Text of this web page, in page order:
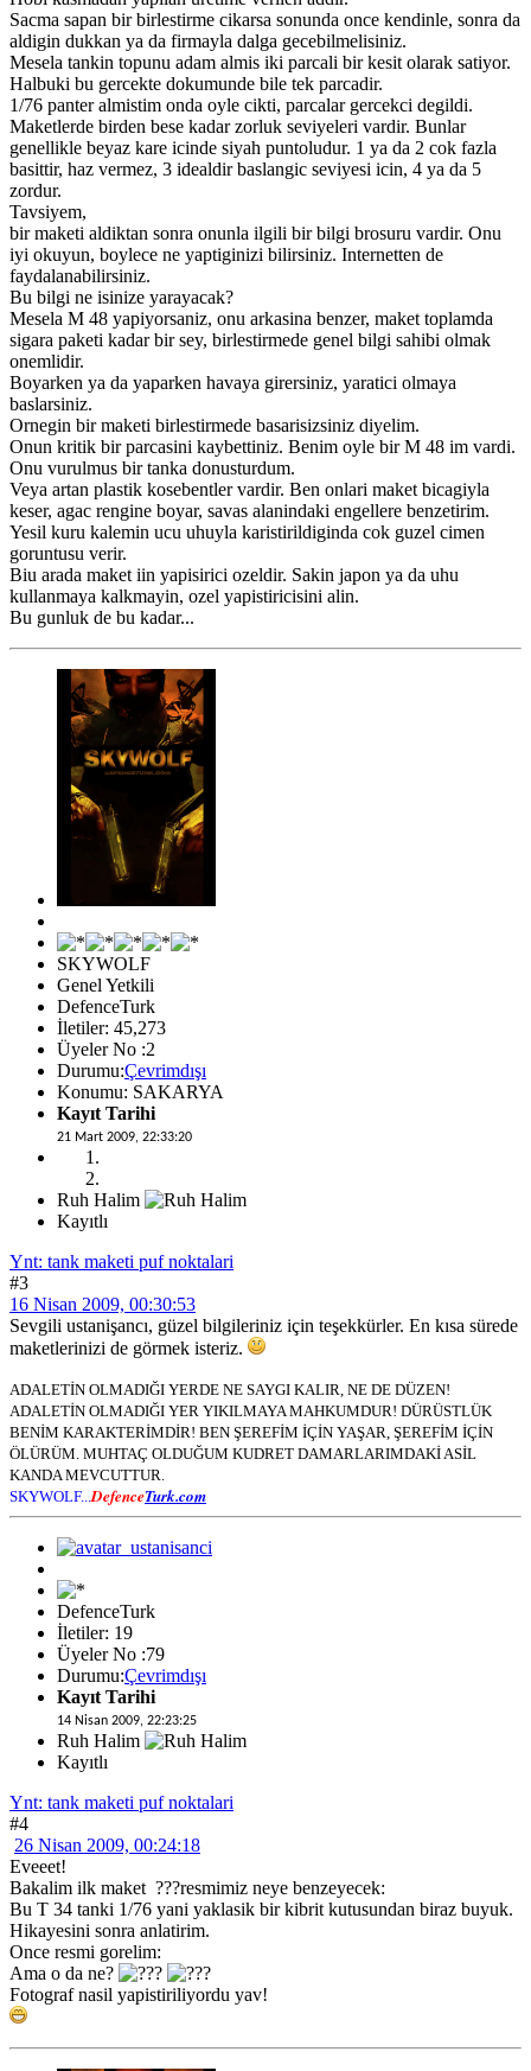
Sacma sapan bir birlestirme cikarsa sonunda once kendinle, sonra da
aldigin dukkan ya da firmayla dalga gecebilmelisiniz.
Mesela tankin topunu adam almis iki parcali bir kesit olarak satiyor.
Halbuki bu gercekte dokumunde bile tek parcadir.
1/76 panter almistim onda oyle cikti, parcalar gercekci degildi.
Maketlerde birden bese kadar zorluk seviyeleri vardir. Bunlar
genellikle beyaz kare icinde siyah puntoludur. 1 ya da 2 cok fazla
basittir, haz vermez, 3 idealdir baslangic seviyesi icin, 4 ya da 5
zordur.
Tavsiyem,
bir maketi aldiktan sonra onunla ilgili bir bilgi brosuru vardir. Onu
iyi okuyun, boylece ne yaptiginizi bilirsiniz. Internetten de
faydalanabilirsiniz.
Bu bilgi ne isinize yarayacak?
Mesela M 48 yapiyorsaniz, onu arkasina benzer, maket toplamda
sigara paketi kadar bir sey, birlestirmede genel bilgi sahibi olmak
onemlidir.
Boyarken ya da yaparken havaya girersiniz, yaratici olmaya
baslarsiniz.
Ornegin bir maketi birlestirmede basarisizsiniz diyelim.
Onun kritik bir parcasini kaybettiniz. Benim oyle bir M 48 im vardi.
Onu vurulmus bir tanka donusturdum.
Veya artan plastik kosebentler vardir. Ben onlari maket bicagiyla
keser, agac rengine boyar, savas alanindaki engellere benzetirim.
Yesil kuru kalemin ucu uhuyla karistirildiginda cok guzel cimen
goruntusu verir.
Biu arada maket iin yapisirici ozeldir. Sakin japon ya da uhu
kullanmaya kalkmayin, ozel yapistiricisini alin.
Bu gunluk de bu kadar...
SKYWOLF
Genel Yetkili
DefenceTurk
İletiler: 45,273
Üyeler No :2
Durumu:Çevrimdışı
Konumu: SAKARYA
Kayıt Tarihi
21 Mart 2009, 22:33:20
Ruh Halim
Kayıtlı
Ynt: tank maketi puf noktalari
#3
16 Nisan 2009, 00:30:53
Sevgili ustanişancı, güzel bilgileriniz için teşekkürler. En kısa sürede
maketlerinizi de görmek isteriz.
ADALETİN OLMADIĞI YERDE NE SAYGI KALIR, NE DE DÜZEN!
ADALETİN OLMADIĞI YER YIKILMAYA MAHKUMDUR! DÜRÜSTLÜK
BENİM KARAKTERİMDİR! BEN ŞEREFİM İÇİN YAŞAR, ŞEREFİM İÇİN
ÖLÜRÜM. MUHTAÇ OLDUĞUM KUDRET DAMARLARIMDAKİ ASİL
KANDA MEVCUTTUR.
SKYWOLF... DefenceTurk.com
DefenceTurk
İletiler: 19
Üyeler No :79
Durumu:Çevrimdışı
Kayıt Tarihi
14 Nisan 2009, 22:23:25
Ruh Halim
Kayıtlı
Ynt: tank maketi puf noktalari
#4
26 Nisan 2009, 00:24:18
Eveeet!
Bakalim ilk maket ???resmimiz neye benzeyecek:
Bu T 34 tanki 1/76 yani yaklasik bir kibrit kutusundan biraz buyuk.
Hikayesini sonra anlatirim.
Once resmi gorelim:
Ama o da ne?
Fotograf nasil yapistiriliyordu yav!